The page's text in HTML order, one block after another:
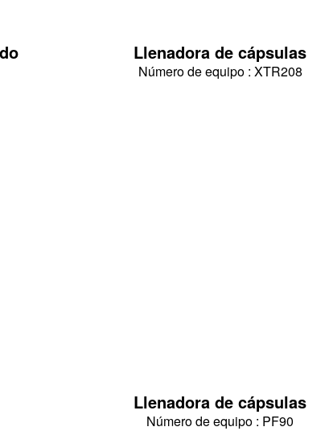
Llenadora de cápsulas
Número de equipo : XTR208
Llenadora de cápsulas
Número de equipo : PF90